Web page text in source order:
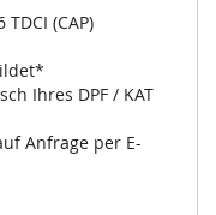
(CAP)
Ihres DPF / KAT
Anfrage per E-